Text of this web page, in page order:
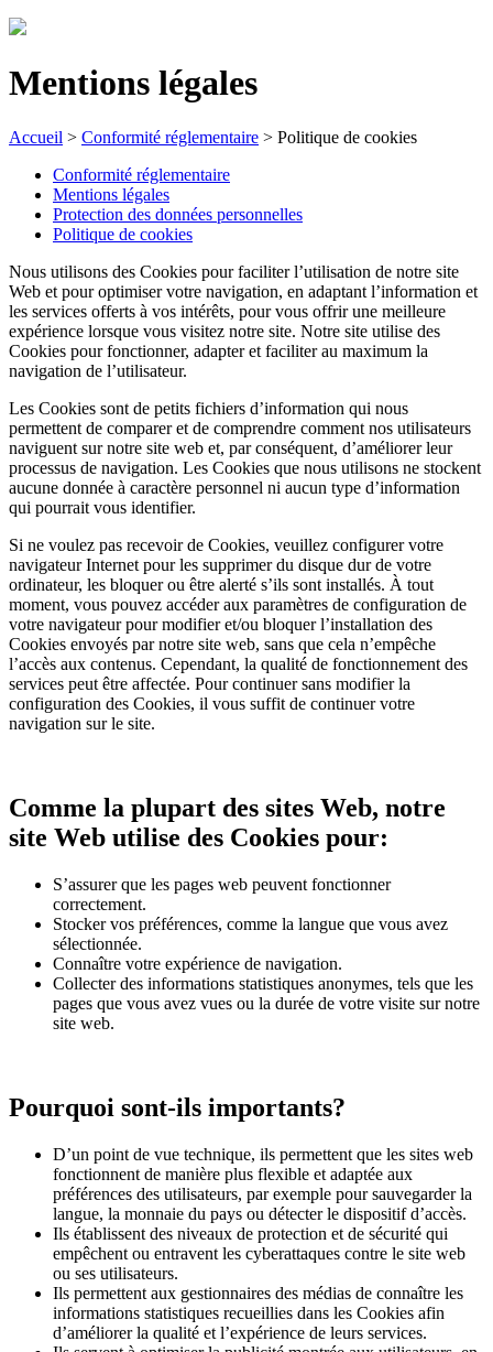
Mentions légales
Accueil > Conformité réglementaire > Politique de cookies
Conformité réglementaire
Mentions légales
Protection des données personnelles
Politique de cookies
Nous utilisons des Cookies pour faciliter l’utilisation de notre site
Web et pour optimiser votre navigation, en adaptant l’information et
les services offerts à vos intérêts, pour vous offrir une meilleure
expérience lorsque vous visitez notre site. Notre site utilise des
Cookies pour fonctionner, adapter et faciliter au maximum la
navigation de l’utilisateur.
Les Cookies sont de petits fichiers d’information qui nous
permettent de comparer et de comprendre comment nos utilisateurs
naviguent sur notre site web et, par conséquent, d’améliorer leur
processus de navigation. Les Cookies que nous utilisons ne stockent
aucune donnée à caractère personnel ni aucun type d’information
qui pourrait vous identifier.
Si ne voulez pas recevoir de Cookies, veuillez configurer votre
navigateur Internet pour les supprimer du disque dur de votre
ordinateur, les bloquer ou être alerté s’ils sont installés. À tout
moment, vous pouvez accéder aux paramètres de configuration de
votre navigateur pour modifier et/ou bloquer l’installation des
Cookies envoyés par notre site web, sans que cela n’empêche
l’accès aux contenus. Cependant, la qualité de fonctionnement des
services peut être affectée. Pour continuer sans modifier la
configuration des Cookies, il vous suffit de continuer votre
navigation sur le site.
Comme la plupart des sites Web, notre
site Web utilise des Cookies pour:
S’assurer que les pages web peuvent fonctionner
correctement.
Stocker vos préférences, comme la langue que vous avez
sélectionnée.
Connaître votre expérience de navigation.
Collecter des informations statistiques anonymes, tels que les
pages que vous avez vues ou la durée de votre visite sur notre
site web.
Pourquoi sont-ils importants?
D’un point de vue technique, ils permettent que les sites web
fonctionnent de manière plus flexible et adaptée aux
préférences des utilisateurs, par exemple pour sauvegarder la
langue, la monnaie du pays ou détecter le dispositif d’accès.
Ils établissent des niveaux de protection et de sécurité qui
empêchent ou entravent les cyberattaques contre le site web
ou ses utilisateurs.
Ils permettent aux gestionnaires des médias de connaître les
informations statistiques recueillies dans les Cookies afin
d’améliorer la qualité et l’expérience de leurs services.